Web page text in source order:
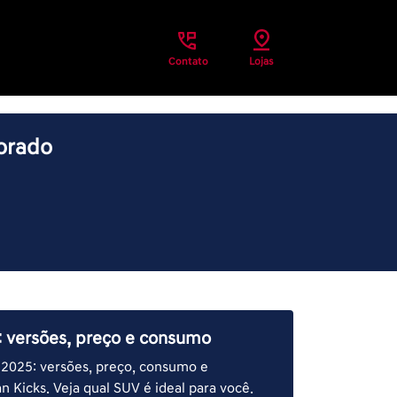
Contato Lojas
versões, preço e consumo
versões, preço, consumo e
Kicks. Veja qual SUV é ideal para você.